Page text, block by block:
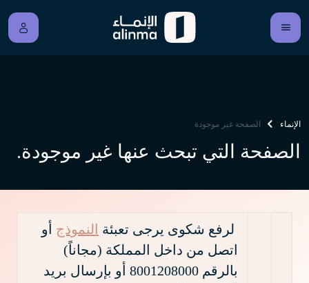
الإنماء الصفحة غير موجودة
الصفحة التي تبحث عنها غير موجودة.
لرفع شكوى يرجى تعبئة النموذج أو
اتصل من داخل المملكة (مجاناً)
بالرقم 8001208000 أو بإرسال بريد